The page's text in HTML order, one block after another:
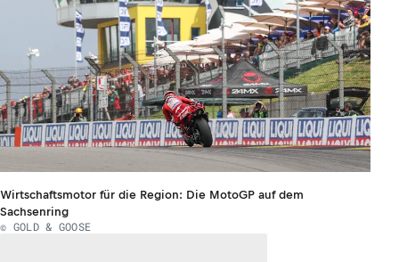
Wirtschaftsmotor für die Region: Die MotoGP auf dem
Sachsenring
© GOLD & GOOSE